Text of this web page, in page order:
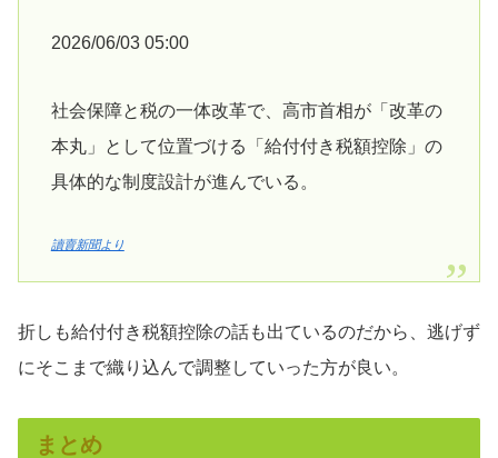
2026/06/03 05:00
社会保障と税の一体改革で、高市首相が「改革の
本丸」として位置づける「給付付き税額控除」の
具体的な制度設計が進んでいる。
讀賣新聞より
折しも給付付き税額控除の話も出ているのだから、逃げず
にそこまで織り込んで調整していった方が良い。
まとめ